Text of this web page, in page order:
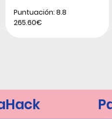
Puntuación: 8.8
265.60€